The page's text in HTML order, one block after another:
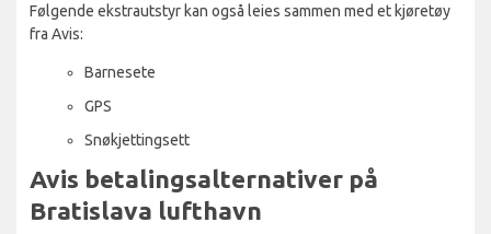
Følgende ekstrautstyr kan også leies sammen med et kjøretøy
fra Avis:
Barnesete
GPS
Snøkjettingsett
Avis betalingsalternativer på
Bratislava lufthavn